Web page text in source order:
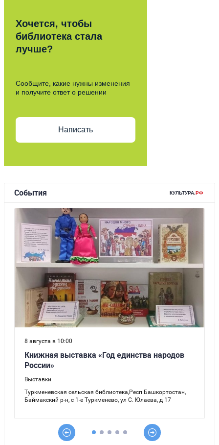
Хочется, чтобы
библиотека стала
лучше?
Сообщите, какие нужны изменения
и получите ответ о решении
Написать